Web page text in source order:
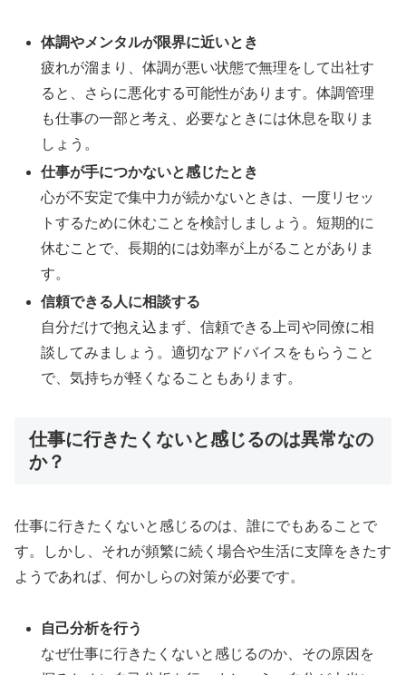
体調やメンタルが限界に近いとき
疲れが溜まり、体調が悪い状態で無理をして出社す
ると、さらに悪化する可能性があります。体調管理
も仕事の一部と考え、必要なときには休息を取りま
しょう。
仕事が手につかないと感じたとき
心が不安定で集中力が続かないときは、一度リセッ
トするために休むことを検討しましょう。短期的に
休むことで、長期的には効率が上がることがありま
す。
信頼できる人に相談する
自分だけで抱え込まず、信頼できる上司や同僚に相
談してみましょう。適切なアドバイスをもらうこと
で、気持ちが軽くなることもあります。
仕事に行きたくないと感じるのは異常なの
か？
仕事に行きたくないと感じるのは、誰にでもあることで
す。しかし、それが頻繁に続く場合や生活に支障をきたす
ようであれば、何かしらの対策が必要です。
自己分析を行う
なぜ仕事に行きたくないと感じるのか、その原因を